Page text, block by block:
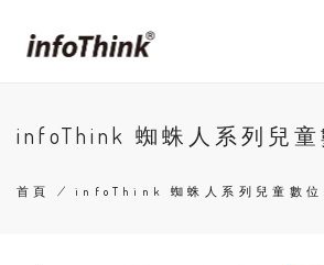
infoThink 蜘蛛人系列兒童
首頁 /infoThink 蜘蛛人系列兒童數位